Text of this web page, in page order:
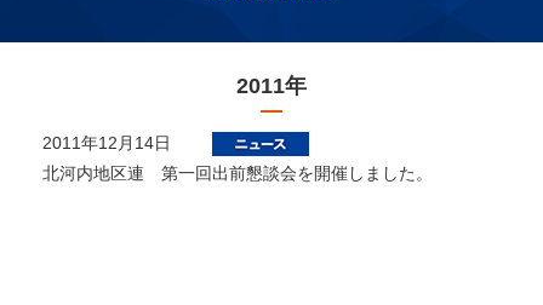
2011年
2011年12月14日
北河内地区連 第一回出前懇談会を開催しました。